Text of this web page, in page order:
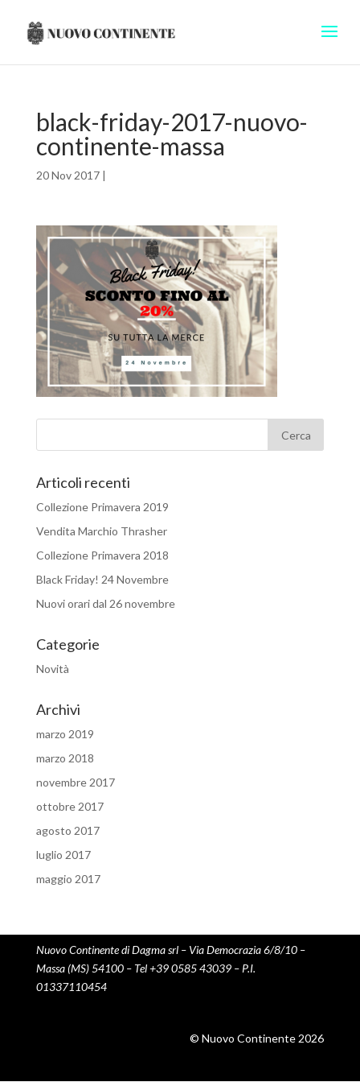
black-friday-2017-nuovo-
continente-massa
20 Nov 2017|
Articoli recenti
Collezione Primavera 2019
Vendita Marchio Thrasher
Collezione Primavera 2018
Black Friday! 24 Novembre
Nuovi orari dal 26 novembre
Categorie
Novità
Archivi
marzo 2019
marzo 2018
novembre 2017
ottobre 2017
agosto 2017
luglio 2017
maggio 2017
Nuovo Continente di Dagma srl – Via Democrazia 6/8/10 –
Massa (MS) 54100 – Tel +39 0585 43039 – P.I.
01337110454
© Nuovo Continente 2026